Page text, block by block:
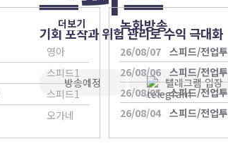
멘토찾기
기회 포착과 위험 관리로 수익 극대화
방송예정 텔레그램 입장
영아
스피드1
스피드1
오가네
더보기 녹화방송
26/08/07 스피드/전업
26/08/06 스피드/전업
26/08/05 스피드/전업
26/08/04 스피드/전업